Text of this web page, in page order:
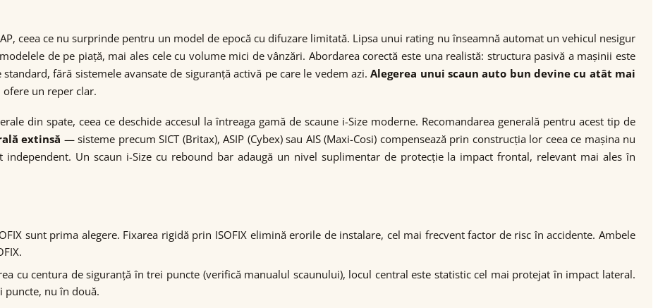
ceea ce nu surprinde pentru un model de epocă cu difuzare limitată. Lipsa unui rating nu înseamnă automat un vehicul nesigur
de pe piață, mai ales cele cu volume mici de vânzări. Abordarea corectă este una realistă: structura pasivă a mașinii este
fără sistemele avansate de siguranță activă pe care le vedem azi.Alegerea unui scaun auto bun devine cu atât mai
ofere un reper clar.
din spate, ceea ce deschide accesul la întreaga gamă de scaune i-Size moderne. Recomandarea generală pentru acest tip de
extinsă — sisteme precum SICT (Britax), ASIP (Cybex) sau AIS (Maxi-Cosi) compensează prin construcția lor ceea ce mașina nu
Un scaun i-Size cu rebound bar adaugă un nivel suplimentar de protecție la impact frontal, relevant mai ales în
sunt prima alegere. Fixarea rigidă prin ISOFIX elimină erorile de instalare, cel mai frecvent factor de risc în accidente. Ambele
cu centura de siguranță în trei puncte (verifică manualul scaunului), locul central este statistic cel mai protejat în impact lateral.
puncte, nu în două.